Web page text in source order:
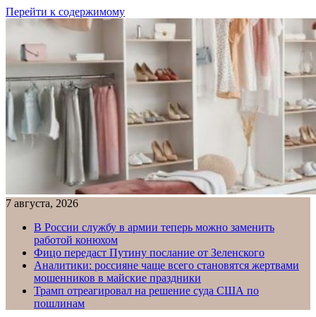
Перейти к содержимому
7 августа, 2026
В России службу в армии теперь можно заменить
работой конюхом
Фицо передаст Путину послание от Зеленского
Аналитики: россияне чаще всего становятся жертвами
мошенников в майские праздники
Трамп отреагировал на решение суда США по
пошлинам